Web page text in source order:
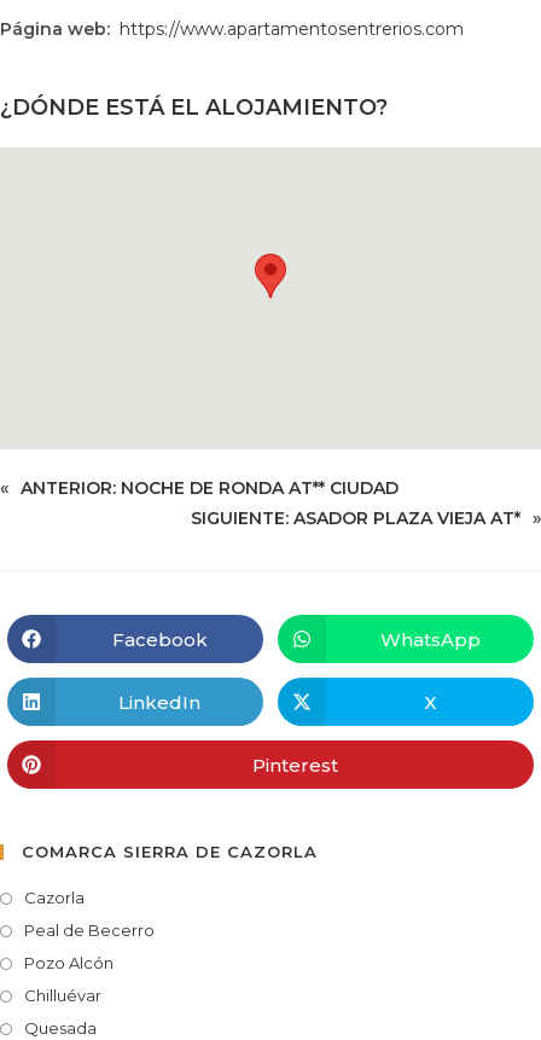
Página web: https://www.apartamentosentrerios.com
¿DÓNDE ESTÁ EL ALOJAMIENTO?
« ANTERIOR: NOCHE DE RONDA AT** CIUDAD
SIGUIENTE: ASADOR PLAZA VIEJA AT* »
Facebook WhatsApp
LinkedIn X
Pinterest
COMARCA SIERRA DE CAZORLA
Cazorla
Peal de Becerro
Pozo Alcón
Chilluévar
Quesada